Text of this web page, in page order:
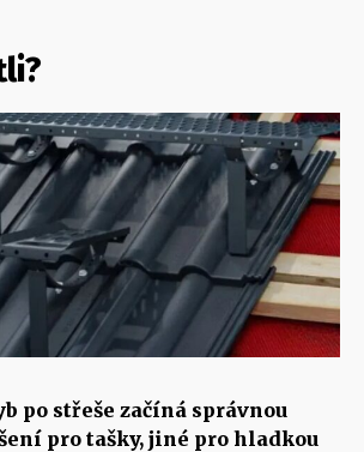
po střeše začíná správnou
pro tašky, jiné pro hladkou